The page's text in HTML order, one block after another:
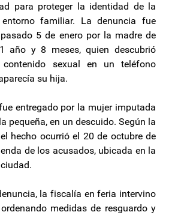
para proteger la identidad de la
familiar. La denuncia fue
5 de enero por la madre de
año y 8 meses, quien descubrió
contenido sexual en un teléfono
su hija.
entregado por la mujer imputada
pequeña, en un descuido. Según la
hecho ocurrió el 20 de octubre de
de los acusados, ubicada en la
la fiscalía en feria intervino
medidas de resguardo y